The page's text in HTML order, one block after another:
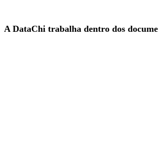
A DataChi trabalha dentro dos